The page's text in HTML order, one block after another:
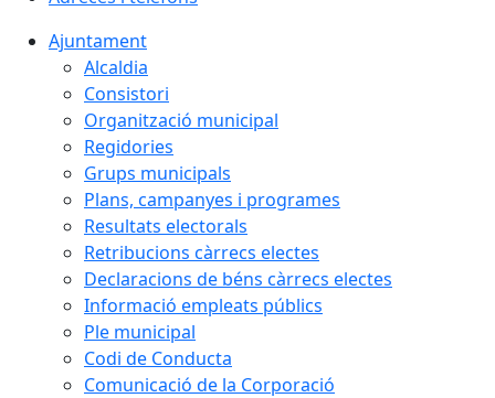
Ajuntament
Alcaldia
Consistori
Organització municipal
Regidories
Grups municipals
Plans, campanyes i programes
Resultats electorals
Retribucions càrrecs electes
Declaracions de béns càrrecs electes
Informació empleats públics
Ple municipal
Codi de Conducta
Comunicació de la Corporació